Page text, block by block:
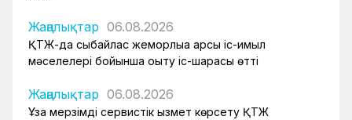
Жаңалықтар 06.08.2026
ҚТЖ-да сыбайлас жемқорлыққа қарсы іс-қимыл
мәселелері бойынша оқыту іс-шарасы өтті
Жаңалықтар 06.08.2026
Ұзақ мерзімді сервистік қызмет көрсету ҚТЖ